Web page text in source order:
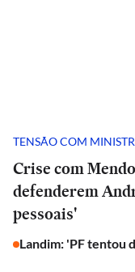
TENSÃO COM
Crise com
defenderem
pessoais'
Landim: 'PF tentou